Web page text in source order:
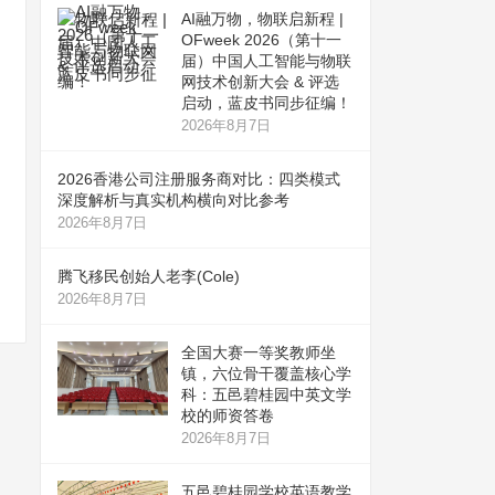
AI融万物，物联启新程 |
OFweek 2026（第十一
届）中国人工智能与物联
网技术创新大会 & 评选
启动，蓝皮书同步征编！
2026年8月7日
2026香港公司注册服务商对比：四类模式
深度解析与真实机构横向对比参考
2026年8月7日
腾飞移民创始人老李(Cole)
2026年8月7日
全国大赛一等奖教师坐
镇，六位骨干覆盖核心学
科：五邑碧桂园中英文学
校的师资答卷
2026年8月7日